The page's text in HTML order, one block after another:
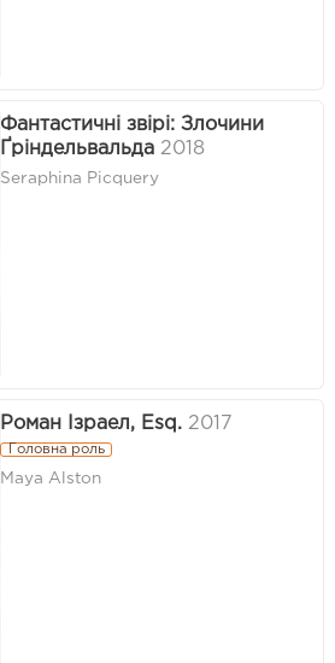
Фантастичні звірі: Злочини
Ґріндельвальда 2018
Seraphina Picquery
Роман Ізраел, Esq. 2017
Головна роль
Maya Alston